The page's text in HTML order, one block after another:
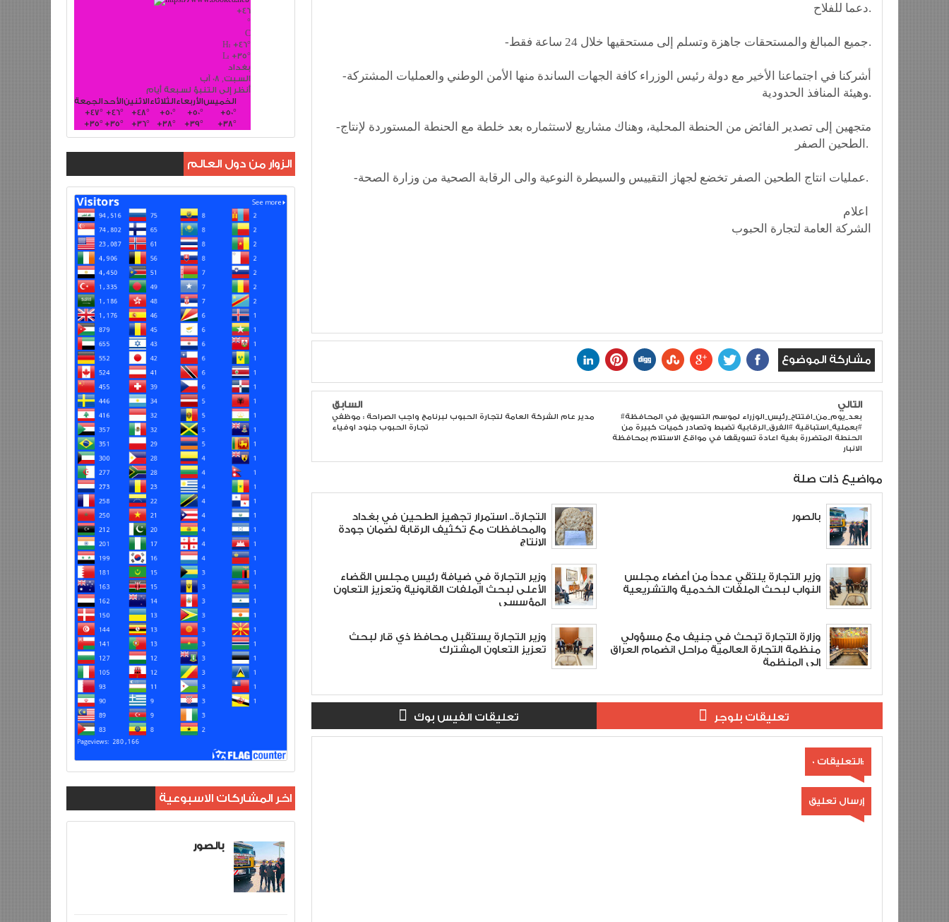
دعما للفلاح.
-جميع المبالغ والمستحقات جاهزة وتسلم إلى مستحقيها خلال 24 ساعة فقط.
-أشركنا في اجتماعنا الأخير مع دولة رئيس الوزراء كافة الجهات الساندة منها الأمن الوطني والعمليات المشتركة
وهيئة المنافذ الحدودية.
-متجهين إلى تصدير الفائض من الحنطة المحلية، وهناك مشاريع لاستثماره بعد خلطة مع الحنطة المستوردة لإنتاج
الطحين الصفر.
-عمليات انتاج الطحين الصفر تخضع لجهاز التقييس والسيطرة النوعية والى الرقابة الصحية من وزارة الصحة.
الشركة العامة لتجارة الحبوب
مشاركة الموضوع
التالي
#بعد_يوم_من_افتتاح_رئيس_الوزراء لموسم التسويق في المحافظة
#بعملية_استباقية #الفرق_الرقابية تضبط وتصادر كميات كبيرة من
الحنطة المتضررة بغية اعادة تسويقها في مواقع الاستلام بمحافظة
الانبار
السابق
مدير عام الشركة العامة لتجارة الحبوب لبرنامج واجب الصراحة : موظفي
تجارة الحبوب جنود اوفياء
مواضيع ذات صلة
بالصور
التجارة.. استمرار تجهيز الطحين في بغداد
والمحافظات مع تكثيف الرقابة لضمان جودة
الإنتاج
وزير التجارة يلتقي عدداً من أعضاء مجلس
النواب لبحث الملفات الخدمية والتشريعية
وزير التجارة في ضيافة رئيس مجلس القضاء
الأعلى لبحث الملفات القانونية وتعزيز التعاون
المؤسسي
وزارة التجارة تبحث في جنيف مع مسؤولي
منظمة التجارة العالمية مراحل انضمام العراق
إلى المنظمة
وزير التجارة يستقبل محافظ ذي قار لبحث
تعزيز التعاون المشترك
تعليقات بلوجر تعليقات الفيس بوك
0 التعليقات:
إرسال تعليق
+46
°
C
H: +46°
L: +35°
بغداد
السبت, 08 آب
أنظر إلى التنبؤ لسبعة أيام
الجمعةالأحدالاثنينالثلاثاءالأربعاءالخميس
+47° +46° +48° +50° +50° +50°
+35°+35° +36° +38° +39° +38°
الزوار من دول العالم
اخر المشاركات الاسبوعية
بالصور